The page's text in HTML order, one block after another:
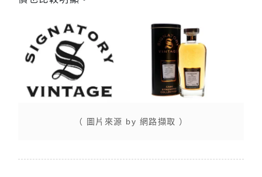
（ 圖片來源 by 網路擷取 ）